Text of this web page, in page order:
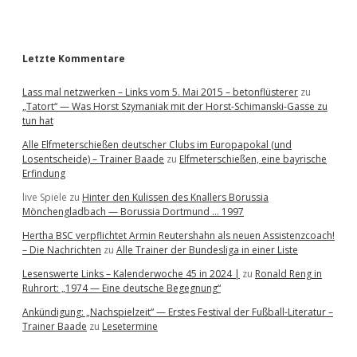
Letzte Kommentare
Lass mal netzwerken – Links vom 5. Mai 2015 – betonflüsterer zu
„Tatort“ — Was Horst Szymaniak mit der Horst-Schimanski-Gasse zu
tun hat
Alle Elfmeterschießen deutscher Clubs im Europapokal (und
Losentscheide) – Trainer Baade zu Elfmeterschießen, eine bayrische
Erfindung
live Spiele zu Hinter den Kulissen des Knallers Borussia
Mönchengladbach — Borussia Dortmund … 1997
Hertha BSC verpflichtet Armin Reutershahn als neuen Assistenzcoach!
– Die Nachrichten zu Alle Trainer der Bundesliga in einer Liste
Lesenswerte Links – Kalenderwoche 45 in 2024 | zu Ronald Reng in
Ruhrort: „1974 — Eine deutsche Begegnung“
Ankündigung: „Nachspielzeit“ — Erstes Festival der Fußball-Literatur –
Trainer Baade zu Lesetermine